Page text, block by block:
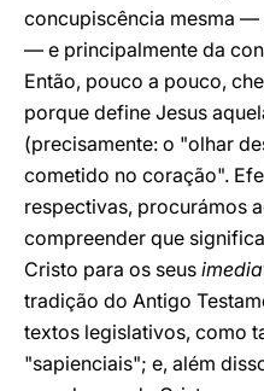
concupiscência mesma
— e principalmente da
Então, pouco a pouco,
porque define Jesus
(precisamente: o "olhar
cometido no coração".
respectivas, procurámos
compreender que
Cristo para os seus
tradição do Antigo
textos legislativos, como
"sapienciais"; e, além